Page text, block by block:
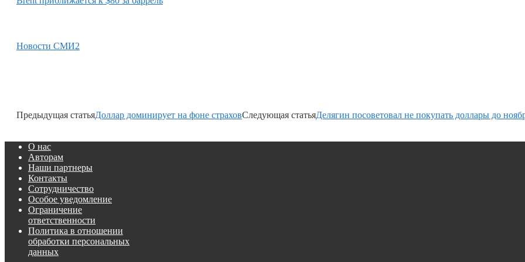
Новости СМИ2
Предыдущая статьяДоллар доминирует на фоне страховСледующая статьяДелягин посоветовал не покупать доллары до
О нас
Авторам
Наши партнеры
Контакты
Сотрудничество
Особое уведомление
Ограничение
ответственности
Политика в отношении
обработки персональных
данных